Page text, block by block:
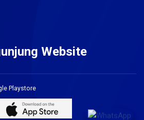
Website
Playstore